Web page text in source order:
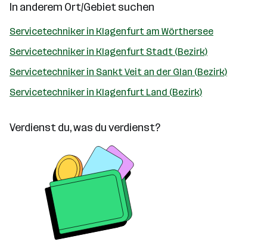
In anderem Ort/Gebiet suchen
Servicetechniker in Klagenfurt am Wörthersee
Servicetechniker in Klagenfurt Stadt (Bezirk)
Servicetechniker in Sankt Veit an der Glan (Bezirk)
Servicetechniker in Klagenfurt Land (Bezirk)
Verdienst du, was du verdienst?